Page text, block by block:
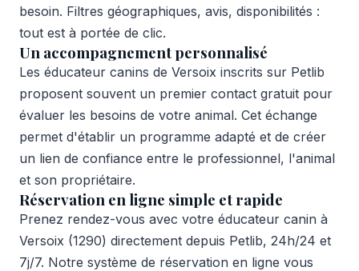
besoin. Filtres géographiques, avis, disponibilités :
tout est à portée de clic.
Un accompagnement personnalisé
Les éducateur canins de Versoix inscrits sur Petlib
proposent souvent un premier contact gratuit pour
évaluer les besoins de votre animal. Cet échange
permet d'établir un programme adapté et de créer
un lien de confiance entre le professionnel, l'animal
et son propriétaire.
Réservation en ligne simple et rapide
Prenez rendez-vous avec votre éducateur canin à
Versoix (1290) directement depuis Petlib, 24h/24 et
7j/7. Notre système de réservation en ligne vous